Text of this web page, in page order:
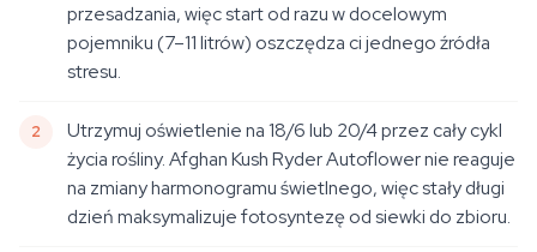
przesadzania, więc start od razu w docelowym
pojemniku (7–11 litrów) oszczędza ci jednego źródła
stresu.
Utrzymuj oświetlenie na 18/6 lub 20/4 przez cały cykl
życia rośliny. Afghan Kush Ryder Autoflower nie reaguje
na zmiany harmonogramu świetlnego, więc stały długi
dzień maksymalizuje fotosyntezę od siewki do zbioru.